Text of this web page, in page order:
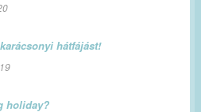
hátfájást!
holiday?